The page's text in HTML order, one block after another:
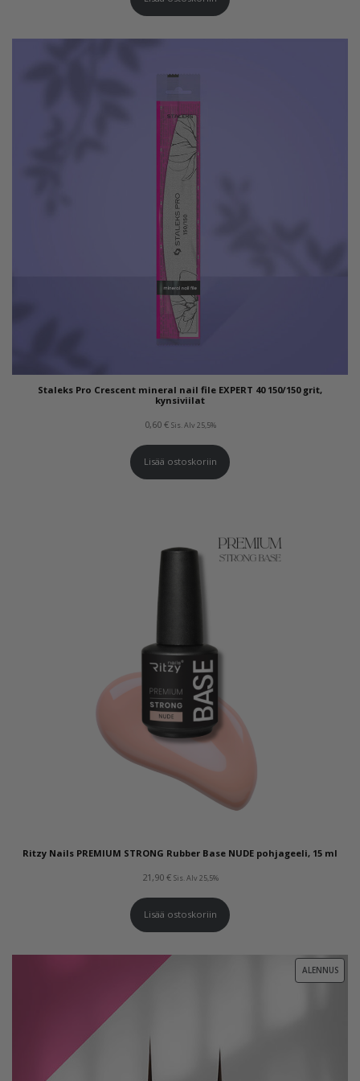
Staleks Pro Crescent mineral nail file EXPERT 40 150/150 grit,
kynsiviilat
0,60 € Sis. Alv 25,5%
Lisää ostoskoriin
Ritzy Nails PREMIUM STRONG Rubber Base NUDE pohjageeli, 15 ml
21,90 € Sis. Alv 25,5%
Lisää ostoskoriin
ALENNUS